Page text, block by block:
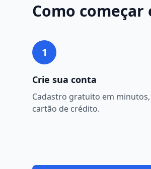
Como começar
1
Crie sua conta
Cadastro gratuito em
cartão de crédito.